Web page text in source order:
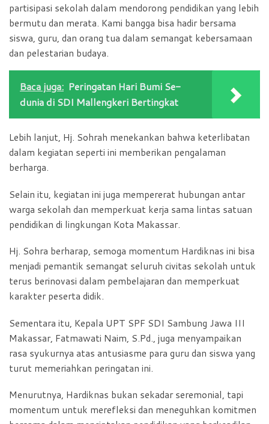
partisipasi sekolah dalam mendorong pendidikan yang lebih
bermutu dan merata. Kami bangga bisa hadir bersama
siswa, guru, dan orang tua dalam semangat kebersamaan
dan pelestarian budaya.
Baca juga: Peringatan Hari Bumi Se-
dunia di SDI Mallengkeri Bertingkat
Lebih lanjut, Hj. Sohrah menekankan bahwa keterlibatan
dalam kegiatan seperti ini memberikan pengalaman
berharga.
Selain itu, kegiatan ini juga mempererat hubungan antar
warga sekolah dan memperkuat kerja sama lintas satuan
pendidikan di lingkungan Kota Makassar.
Hj. Sohra berharap, semoga momentum Hardiknas ini bisa
menjadi pemantik semangat seluruh civitas sekolah untuk
terus berinovasi dalam pembelajaran dan memperkuat
karakter peserta didik.
Sementara itu, Kepala UPT SPF SDI Sambung Jawa III
Makassar, Fatmawati Naim, S.Pd., juga menyampaikan
rasa syukurnya atas antusiasme para guru dan siswa yang
turut memeriahkan peringatan ini.
Menurutnya, Hardiknas bukan sekadar seremonial, tapi
momentum untuk merefleksi dan meneguhkan komitmen